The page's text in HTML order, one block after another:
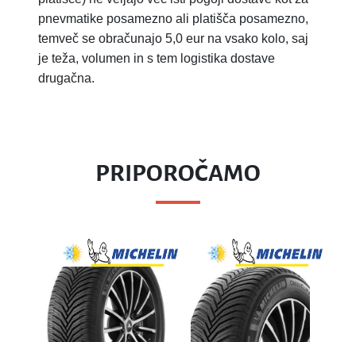
pnevmatike posamezno ali platišča posamezno,
temveč se obračunajo 5,0 eur na vsako kolo, saj
je teža, volumen in s tem logistika dostave
drugačna.
PRIPOROČAMO